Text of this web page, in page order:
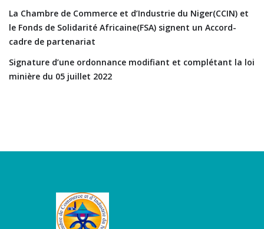
La Chambre de Commerce et d’Industrie du Niger(CCIN) et
le Fonds de Solidarité Africaine(FSA) signent un Accord-
cadre de partenariat
Signature d’une ordonnance modifiant et complétant la loi
minière du 05 juillet 2022